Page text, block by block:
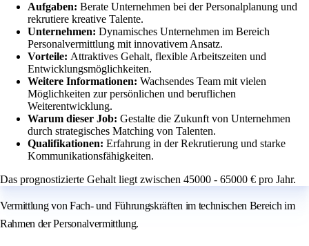
Aufgaben: Berate Unternehmen bei der Personalplanung und
rekrutiere kreative Talente.
Unternehmen: Dynamisches Unternehmen im Bereich
Personalvermittlung mit innovativem Ansatz.
Vorteile: Attraktives Gehalt, flexible Arbeitszeiten und
Entwicklungsmöglichkeiten.
Weitere Informationen: Wachsendes Team mit vielen
Möglichkeiten zur persönlichen und beruflichen
Weiterentwicklung.
Warum dieser Job: Gestalte die Zukunft von Unternehmen
durch strategisches Matching von Talenten.
Qualifikationen: Erfahrung in der Rekrutierung und starke
Kommunikationsfähigkeiten.
Das prognostizierte Gehalt liegt zwischen 45000 - 65000 € pro Jahr.
Vermittlung von Fach- und Führungskräften im technischen Bereich im
Rahmen der Personalvermittlung.